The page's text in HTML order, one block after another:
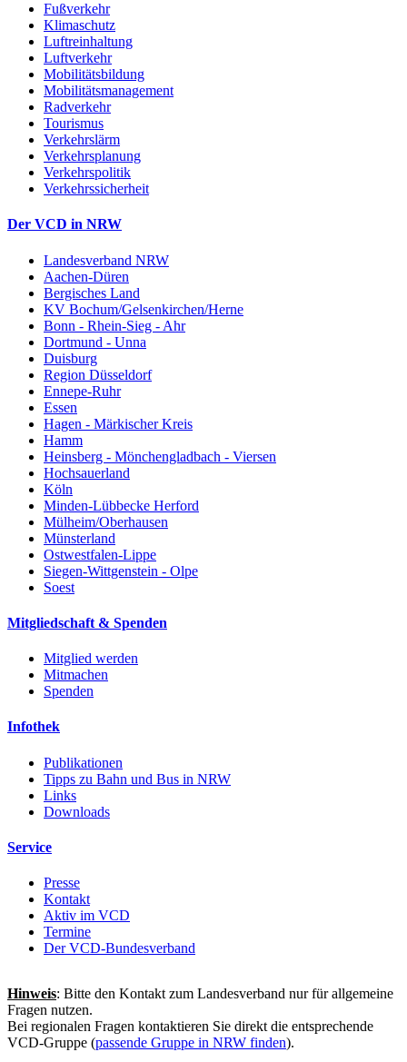
Fußverkehr
Klimaschutz
Luftreinhaltung
Luftverkehr
Mobilitätsbildung
Mobilitätsmanagement
Radverkehr
Tourismus
Verkehrslärm
Verkehrsplanung
Verkehrspolitik
Verkehrssicherheit
Der VCD in NRW
Landesverband NRW
Aachen-Düren
Bergisches Land
KV Bochum/Gelsenkirchen/Herne
Bonn - Rhein-Sieg - Ahr
Dortmund - Unna
Duisburg
Region Düsseldorf
Ennepe-Ruhr
Essen
Hagen - Märkischer Kreis
Hamm
Heinsberg - Mönchengladbach - Viersen
Hochsauerland
Köln
Minden-Lübbecke Herford
Mülheim/Oberhausen
Münsterland
Ostwestfalen-Lippe
Siegen-Wittgenstein - Olpe
Soest
Mitgliedschaft & Spenden
Mitglied werden
Mitmachen
Spenden
Infothek
Publikationen
Tipps zu Bahn und Bus in NRW
Links
Downloads
Service
Presse
Kontakt
Aktiv im VCD
Termine
Der VCD-Bundesverband
Hinweis: Bitte den Kontakt zum Landesverband nur für allgemeine
Fragen nutzen.
Bei regionalen Fragen kontaktieren Sie direkt die entsprechende
VCD-Gruppe (passende Gruppe in NRW finden).